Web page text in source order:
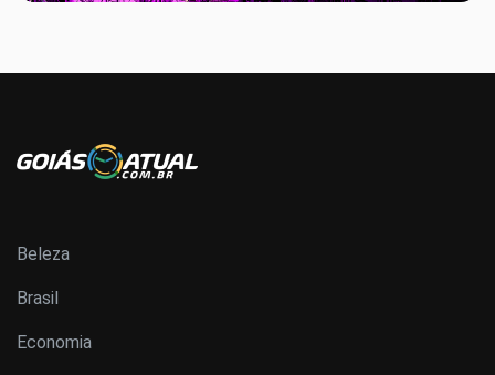
Beleza
Brasil
Economia